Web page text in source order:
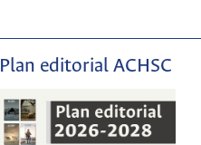
Plan editorial ACHSC